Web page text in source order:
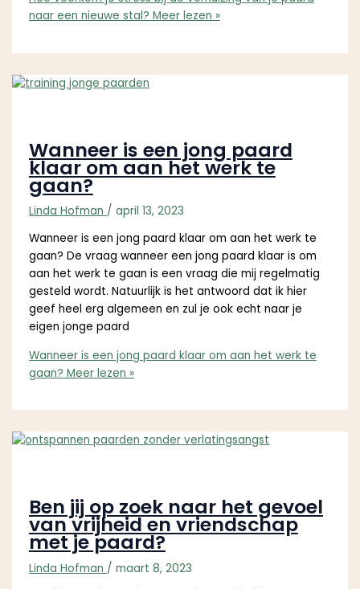
naar een nieuwe stal? Meer lezen »
Wanneer is een jong paard
klaar om aan het werk te
gaan?
Linda Hofman / april 13, 2023
Wanneer is een jong paard klaar om aan het werk te
gaan? De vraag wanneer een jong paard klaar is om
aan het werk te gaan is een vraag die mij regelmatig
gesteld wordt. Natuurlijk is het antwoord dat ik hier
geef heel erg algemeen en zul je ook echt naar je
eigen jonge paard
Wanneer is een jong paard klaar om aan het werk te
gaan? Meer lezen »
Ben jij op zoek naar het gevoel
van vrijheid en vriendschap
met je paard?
Linda Hofman / maart 8, 2023